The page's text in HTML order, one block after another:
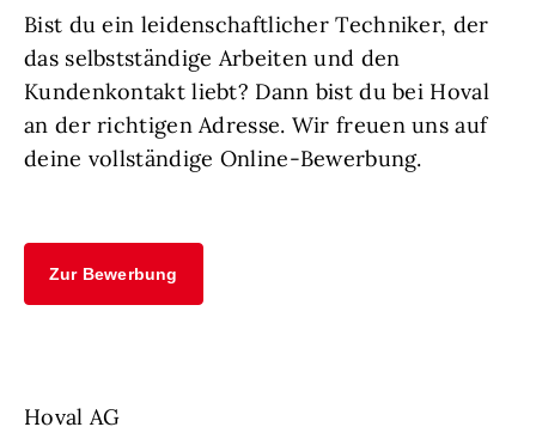
Bist du ein leidenschaftlicher Techniker, der
das selbstständige Arbeiten und den
Kundenkontakt liebt? Dann bist du bei Hoval
an der richtigen Adresse. Wir freuen uns auf
deine vollständige Online-Bewerbung.
Zur Bewerbung
Hoval AG